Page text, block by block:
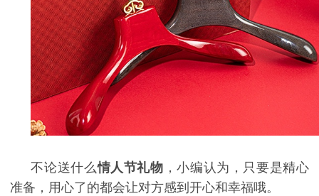
不论送什么情人节礼物 ，小编认为，只要是精心
准备，用心了的都会让对方感到开心和幸福哦。